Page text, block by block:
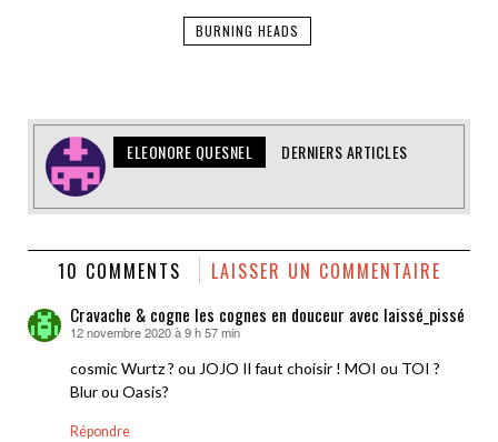
BURNING HEADS
ELEONORE QUESNEL DERNIERS ARTICLES
10 COMMENTS LAISSER UN COMMENTAIRE
Cravache & cogne les cognes en douceur avec laissé_pissé
dit :
12 novembre 2020 à 9 h 57 min
cosmic Wurtz ? ou JOJO Il faut choisir ! MOI ou TOI ?
Blur ou Oasis?
Répondre